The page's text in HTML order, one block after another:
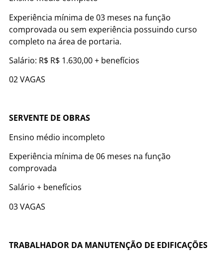
Experiência mínima de 03 meses na função
comprovada ou sem experiência possuindo curso
completo na área de portaria.
Salário: R$ R$ 1.630,00 + benefícios
02 VAGAS
SERVENTE DE OBRAS
Ensino médio incompleto
Experiência mínima de 06 meses na função
comprovada
Salário + benefícios
03 VAGAS
TRABALHADOR DA MANUTENÇÃO DE EDIFICAÇÕES